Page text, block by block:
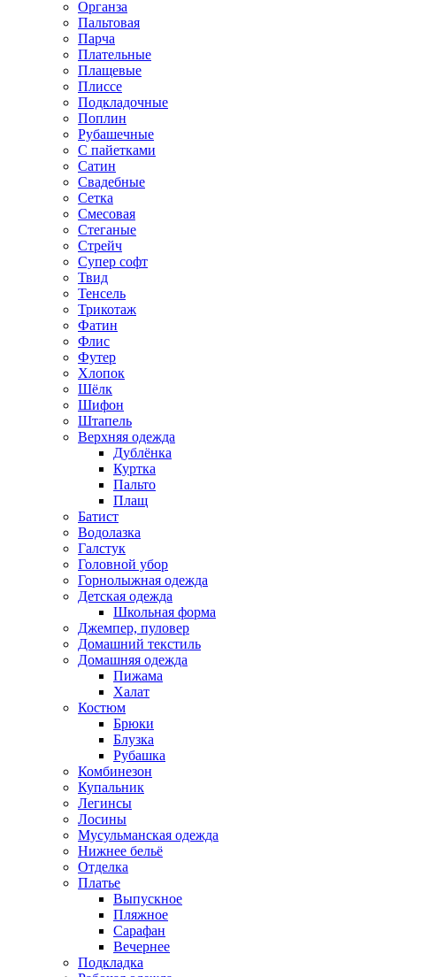
Органза
Пальтовая
Парча
Плательные
Плащевые
Плиссе
Подкладочные
Поплин
Рубашечные
С пайетками
Сатин
Свадебные
Сетка
Смесовая
Стеганые
Стрейч
Супер софт
Твид
Тенсель
Трикотаж
Фатин
Флис
Футер
Хлопок
Шёлк
Шифон
Штапель
Верхняя одежда
Дублёнка
Куртка
Пальто
Плащ
Батист
Водолазка
Галстук
Головной убор
Горнолыжная одежда
Детская одежда
Школьная форма
Джемпер, пуловер
Домашний текстиль
Домашняя одежда
Пижама
Халат
Костюм
Брюки
Блузка
Рубашка
Комбинезон
Купальник
Легинсы
Лосины
Мусульманская одежда
Нижнее бельё
Отделка
Платье
Выпускное
Пляжное
Сарафан
Вечернее
Подкладка